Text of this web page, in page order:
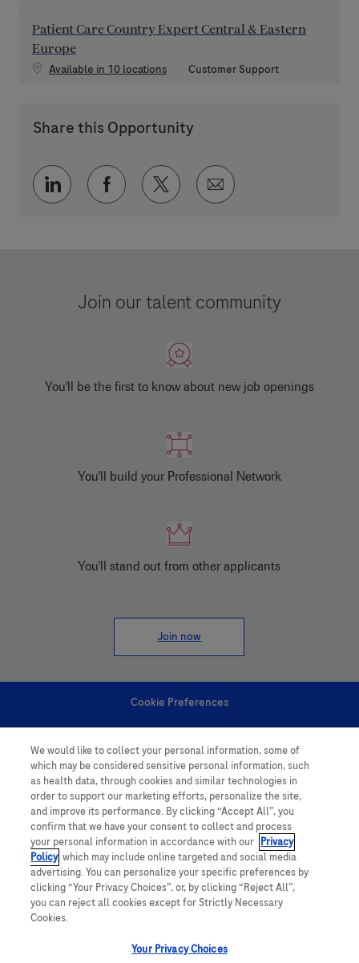
Patient Care Country Expert Central & Eastern
Europe
Available in 10 locations Category
Customer Support
Share this Opportunity
Share via LinkedInShare via Facebook
Share via twitter
Share via email
Join our talent community
You'll be the first to know about new job openings
You'll build your Professional Network
You'll stand out from other applicants
Join now
Cookie Preferences
Personal Information
follow us
We would like to collect your personal information, some of
which may be considered sensitive personal information, such
as health data, through cookies and similar technologies in
order to support our marketing efforts, personalize the site,
and improve its performance. By clicking “Accept All”, you
confirm that we have your consent to collect and process
your personal information in accordance with our Privacy
Policy, which may include online targeted and social media
advertising. You can personalize your specific preferences by
clicking “Your Privacy Choices”, or, by clicking “Reject All”,
you can reject all cookies except for Strictly Necessary
Cookies.
Your Privacy Choices